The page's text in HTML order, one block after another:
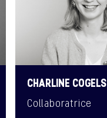
CHARLINE COGELS
Collaboratrice